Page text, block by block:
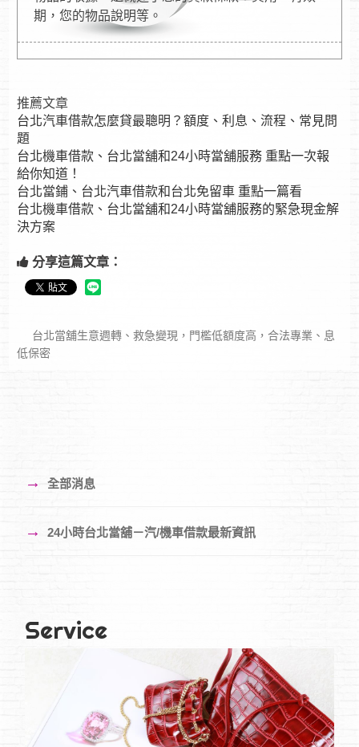
期，您的物品說明等。
推薦文章
台北汽車借款怎麼貸最聰明？額度、利息、流程、常見問
題
台北機車借款、台北當舖和24小時當舖服務 重點一次報
給你知道！
台北當鋪、台北汽車借款和台北免留車 重點一篇看
台北機車借款、台北當舖和24小時當舖服務的緊急現金解
決方案
分享這篇文章：
台北當舖生意週轉、救急變現，門檻低額度高，合法專業、息
低保密
→ 全部消息
→ 24小時台北當舖－汽/機車借款最新資訊
Service